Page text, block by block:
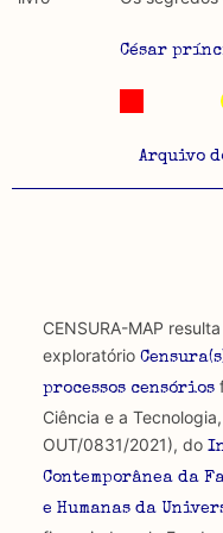
A lista procura incluir
a algumas das
discurso e uso da
constitutiva do próprio
Regulatória e
Tipo
Combinação
Os resultados obtidos
.csv para importação
César
Arquivo
CENSURA-MAP
exploratório
processos censórios
Ciência e a
OUT/0831/2021), do
Contemporânea da
e Humanas da